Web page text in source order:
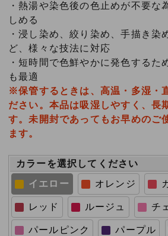
・熱湯や染色後の色止めが不要な
しめる
・浸し染め、絞り染め、手描き染
ど、様々な技法に対応
・短時間で色鮮やかに発色するた
も最適
※保管するときは、高温・多湿・
ださい。本品は吸湿しやすく、長
す。未開封であってもお早めのご
ます。
カラーを選択してください
イエロー
オレンジ
レッド ルージュ チ
パールピンク パープル